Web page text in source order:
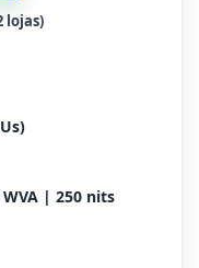
lojas)
| 250 nits